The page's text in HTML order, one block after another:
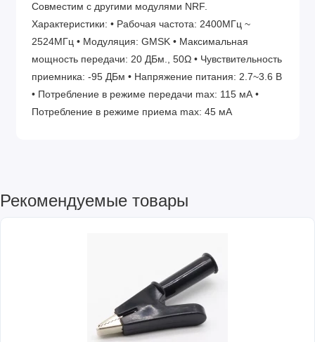
Совместим с другими модулями NRF.
Характеристики: • Рабочая частота: 2400MГц ~
2524MГц • Модуляция: GMSK • Максимальная
мощность передачи: 20 ДБм., 50Ω • Чувствительность
приемника: -95 ДБм • Напряжение питания: 2.7~3.6 В
• Потребление в режиме передачи max: 115 мА •
Потребление в режиме приема max: 45 мА
Рекомендуемые товары